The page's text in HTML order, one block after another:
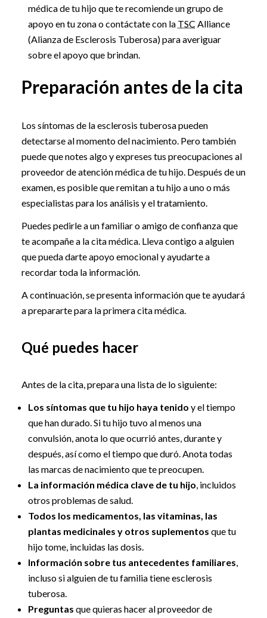
médica de tu hijo que te recomiende un grupo de
apoyo en tu zona o contáctate con la TSC Alliance
(Alianza de Esclerosis Tuberosa) para averiguar
sobre el apoyo que brindan.
Preparación antes de la cita
Los síntomas de la esclerosis tuberosa pueden
detectarse al momento del nacimiento. Pero también
puede que notes algo y expreses tus preocupaciones al
proveedor de atención médica de tu hijo. Después de un
examen, es posible que remitan a tu hijo a uno o más
especialistas para los análisis y el tratamiento.
Puedes pedirle a un familiar o amigo de confianza que
te acompañe a la cita médica. Lleva contigo a alguien
que pueda darte apoyo emocional y ayudarte a
recordar toda la información.
A continuación, se presenta información que te ayudará
a prepararte para la primera cita médica.
Qué puedes hacer
Antes de la cita, prepara una lista de lo siguiente:
Los síntomas que tu hijo haya tenido y el tiempo
que han durado. Si tu hijo tuvo al menos una
convulsión, anota lo que ocurrió antes, durante y
después, así como el tiempo que duró. Anota todas
las marcas de nacimiento que te preocupen.
La información médica clave de tu hijo, incluidos
otros problemas de salud.
Todos los medicamentos, las vitaminas, las
plantas medicinales y otros suplementos que tu
hijo tome, incluidas las dosis.
Información sobre tus antecedentes familiares,
incluso si alguien de tu familia tiene esclerosis
tuberosa.
Preguntas que quieras hacer al proveedor de